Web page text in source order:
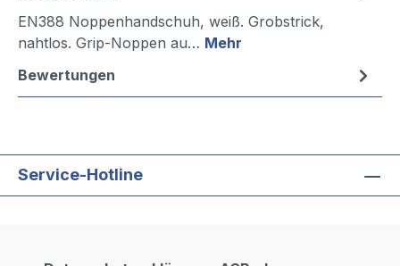
EN388 Noppenhandschuh, weiß. Grobstrick,
nahtlos. Grip-Noppen au… Mehr
Bewertungen
Service-Hotline